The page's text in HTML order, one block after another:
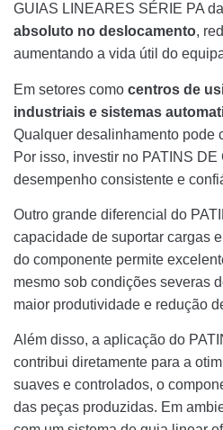
GUIAS LINEARES SÉRIE PA
absoluto no deslocamento,
aumentando a vida útil do
Em setores como centros de
industriais e sistemas
Qualquer desalinhamento pode
Por isso, investir no PATINS
desempenho consistente e
Outro grande diferencial do
capacidade de suportar cargas
do componente permite
mesmo sob condições severas
maior produtividade e redução
Além disso, a aplicação do
contribui diretamente para a
suaves e controlados, o
das peças produzidas. Em